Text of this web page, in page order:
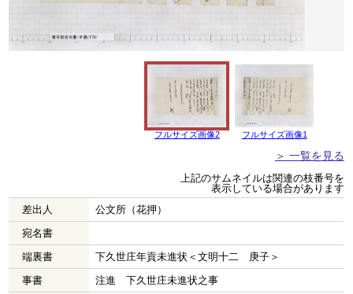
フルサイズ画像2 フルサイズ画像1
＞ 一覧を見る
上記のサムネイルは関連の枝番号を
表示している場合があります
差出人
公文所（花押）
宛名書
端裏書
下久世庄年貢未進状＜文明十二 庚子＞
事書
注進 下久世庄未進状之事